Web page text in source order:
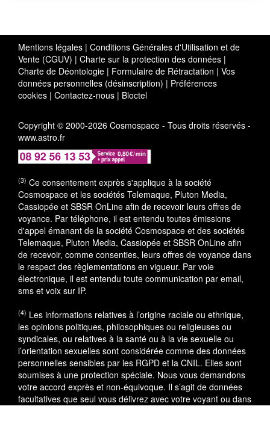
Mentions légales | Conditions Générales d'Utilisation et de
Vente (CGUV) | Charte sur la protection des données |
Charte de Déontologie | Formulaire de Rétractation | Vos
données personnelles (désinscription) | Préférences
cookies | Contactez-nous | Bloctel
Copyright © 2000-2026 Cosmospace - Tous droits réservés -
www.astro.fr
(3) Ce consentement exprès s'applique à la société
Cosmospace et les sociétés Telemaque, Pluton Media,
Cassiopée et SBSR OnLine afin de recevoir leurs offres de
voyance. Par téléphone, il est entendu toutes émissions
d'appel émanant de la société Cosmospace et des sociétés
Telemaque, Pluton Media, Cassiopée et SBSR OnLine afin
de recevoir, comme consenties, leurs offres de voyance dans
le respect des règlementations en vigueur. Par voie
électronique, il est entendu toute communication par email,
sms et voix sur IP.
(4) Les informations relatives à l’origine raciale ou ethnique,
les opinions politiques, philosophiques ou religieuses ou
syndicales, ou relatives à la santé ou à la vie sexuelle ou
l’orientation sexuelles sont considérée comme des données
personnelles sensibles par les RGPD et la CNIL. Elles sont
soumises à une protection spéciale. Nous vous demandons
votre accord exprès et non-équivoque. Il s’agit de données
facultatives que seul vous délivrez avec votre voyant ou dans